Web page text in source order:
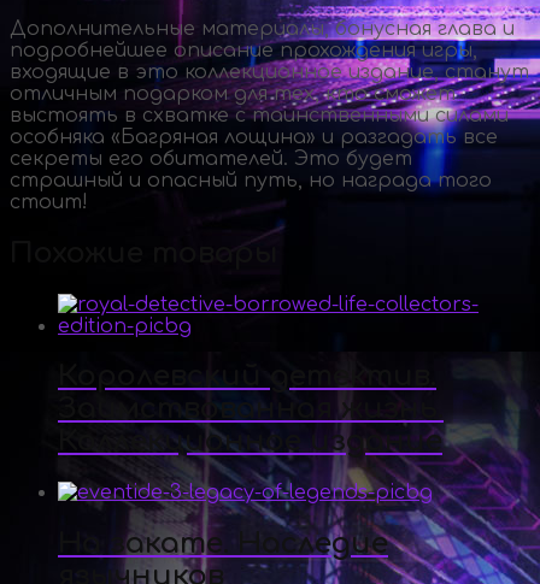
Дополнительные материалы, бонусная глава и
подробнейшее описание прохождения игры,
входящие в это коллекционное издание, станут
отличным подарком для тех, кто сможет
выстоять в схватке с таинственными силами
особняка «Багряная лощина» и разгадать все
секреты его обитателей. Это будет
страшный и опасный путь, но награда того
стоит!
Похожие товары
Заимствованная жизнь.
Коллекционное издание
На закате. Наследие
язычников